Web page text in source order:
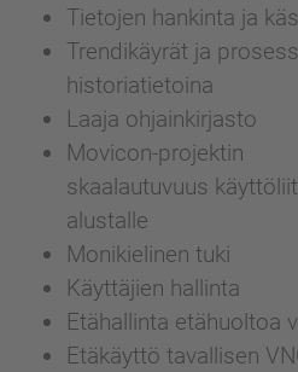
Tietojen hankinta ja
Trendikäyrät ja
historiatietoina
Laaja ohjainkirjasto
Movicon-projektin
skaalautuvuus
alustalle
Monikielinen tuki
Käyttäjien hallinta
Etähallinta etähuoltoa
Etäkäyttö tavallisen